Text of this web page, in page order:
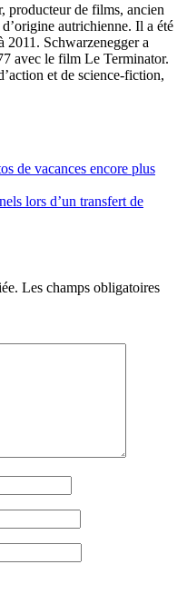
producteur de films, ancien
autrichienne. Il a été
Schwarzenegger a
avec le film Le Terminator.
et de science-fiction,
de vacances encore plus
lors d’un transfert de
Les champs obligatoires